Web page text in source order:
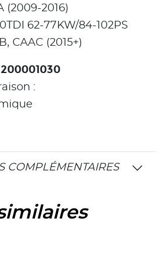
(2009-2016)
62-77KW/84-102PS
CAAC (2015+)
200001030
:
COMPLÉMENTAIRES